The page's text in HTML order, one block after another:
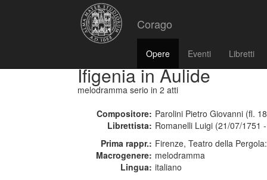
Corago
Opere Eventi Libretti
Ifigenia in Aulide
melodramma serio in 2 atti
Compositore: Parolini Pietro Giovanni (fl.
Librettista: Romanelli Luigi (21/07/1751
Prima rappr.: Firenze, Teatro della
Macrogenere: melodramma
Lingua: italiano